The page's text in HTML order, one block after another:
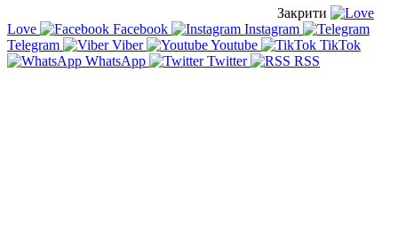
Закрити
Love
Facebook
Instagram
Telegram
Viber Youtube
TikTok
WhatsApp
Twitter RSS